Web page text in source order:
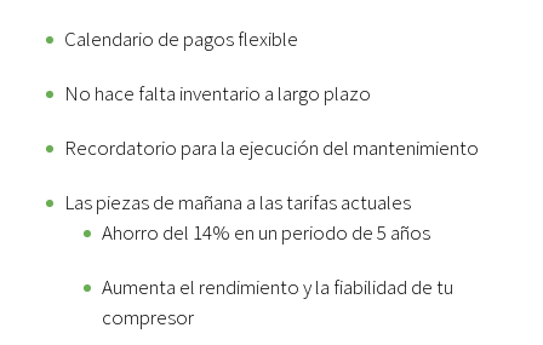
Calendario de pagos flexible
No hace falta inventario a largo plazo
Recordatorio para la ejecución del mantenimiento
Las piezas de mañana a las tarifas actuales
Ahorro del 14% en un periodo de 5 años
Aumenta el rendimiento y la fiabilidad de tu
compresor